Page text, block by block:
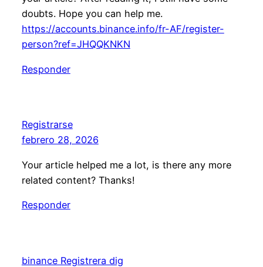
doubts. Hope you can help me.
https://accounts.binance.info/fr-AF/register-
person?ref=JHQQKNKN
Responder
Registrarse
febrero 28, 2026
Your article helped me a lot, is there any more
related content? Thanks!
Responder
binance Registrera dig